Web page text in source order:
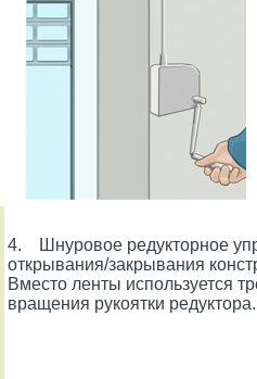
4. Шнуровое редукторное
открывания/закрывания
Вместо ленты используется
вращения рукоятки редуктора.